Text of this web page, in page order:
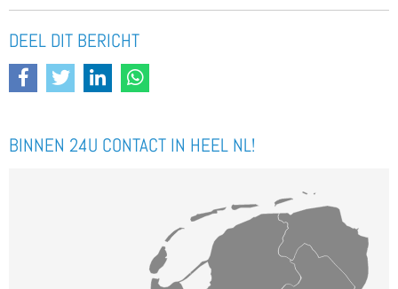
DEEL DIT BERICHT
BINNEN 24U CONTACT IN HEEL NL!